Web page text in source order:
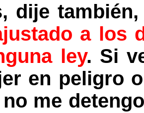
dije
a los
ley. Si
en peligro
me